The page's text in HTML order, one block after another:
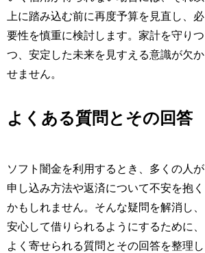
上に踏み込む前に再度予算を見直し、必
要性を慎重に検討します。家計を守りつ
つ、安定した未来を見すえる意識が欠か
せません。
よくある質問とその回答
ソフト闇金を利用するとき、多くの人が
申し込み方法や返済について不安を抱く
かもしれません。そんな疑問を解消し、
安心して借りられるようにするために、
よく寄せられる質問とその回答を整理し